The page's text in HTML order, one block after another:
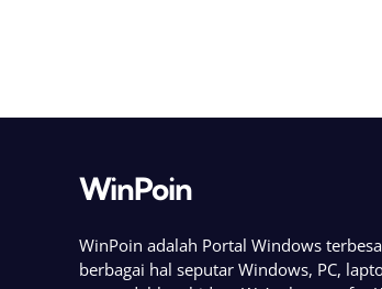
WinPoin
WinPoin adalah Portal Windows
berbagai hal seputar Windows, PC,